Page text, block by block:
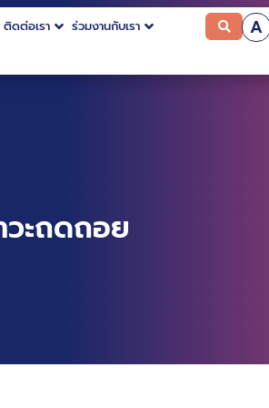
ติดต่อเรา ร่วมงานกับเรา A
วะถดถอย